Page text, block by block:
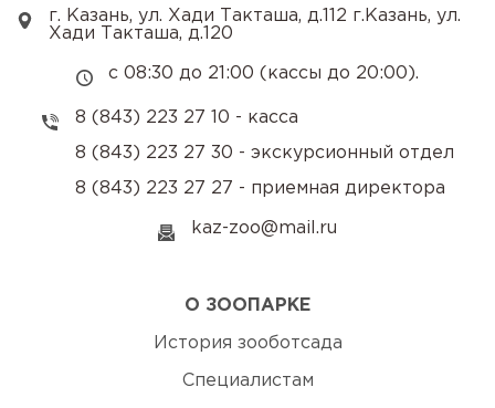
О ЗООПАРКЕ
История зооботсада
Специалистам
г. Казань, ул. Хади Такташа, д.112 г.Казань, ул.
Хади Такташа, д.120
с 08:30 до 21:00 (кассы до 20:00).
8 (843) 223 27 10 - касса
8 (843) 223 27 30 - экскурсионный отдел
8 (843) 223 27 27 - приемная директора
kaz-zoo@mail.ru